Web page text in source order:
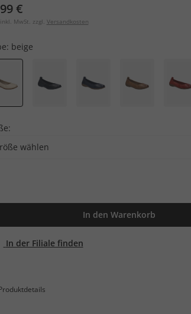
€
MwSt. zzgl. Versandkosten
beige
wählen
In den Warenkorb
In der Filiale finden